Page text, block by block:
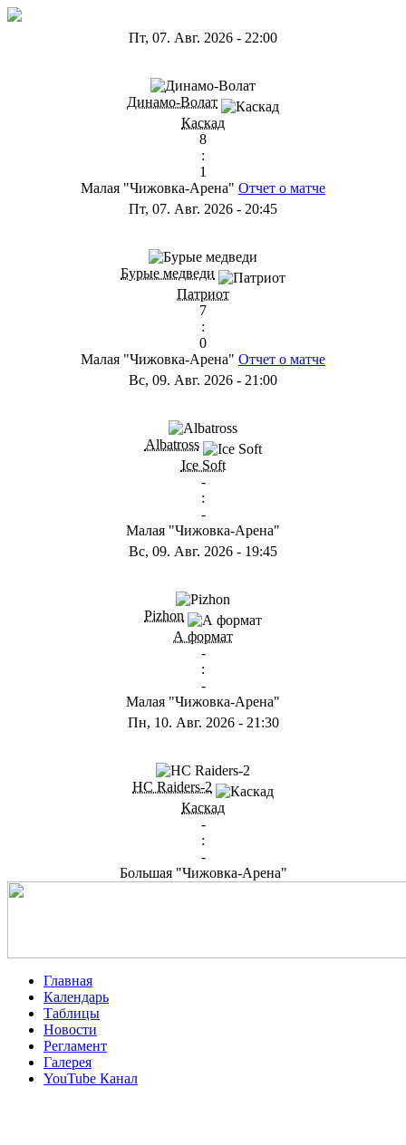
Пт, 07. Авг. 2026 - 22:00
Динамо-Волат
Каскад
8
:
1
Малая "Чижовка-Арена" Отчет о матче
Пт, 07. Авг. 2026 - 20:45
Бурые медведи
Патриот
7
:
0
Малая "Чижовка-Арена" Отчет о матче
Вс, 09. Авг. 2026 - 21:00
Albatross
Ice Soft
-
:
-
Малая "Чижовка-Арена"
Вс, 09. Авг. 2026 - 19:45
Pizhon
А формат
-
:
-
Малая "Чижовка-Арена"
Пн, 10. Авг. 2026- 21:30
HC Raiders-2
Каскад
-
:
-
Большая "Чижовка-Арена"
Главная
Календарь
Таблицы
Новости
Регламент
Галерея
YouTube Канал